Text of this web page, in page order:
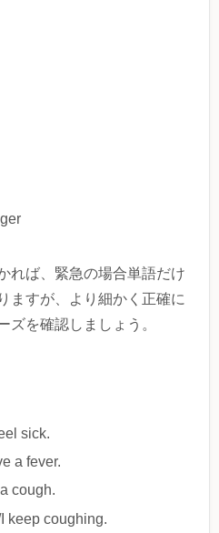
れば、緊急の場合単語だけ
ますが、より細かく正確に
ズを確認しましょう。
sick.
a fever.
cough.
keep coughing.